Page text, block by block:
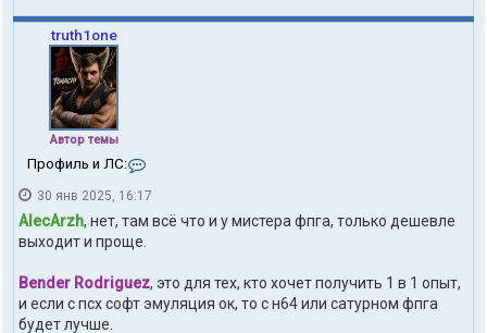
truth1one
Автор темы
Профиль и ЛС:
н
т
а
ы
п
30 янв 2025, 16:17
AlecArzh, нет, там всё что и у мистера фпга, только дешевле
выходит и проще.
Bender Rodriguez, это для тех, кто хочет получить 1 в 1 опыт,
и если с псх софт эмуляция ок, то с н64 или сатурном фпга
будет лучше.